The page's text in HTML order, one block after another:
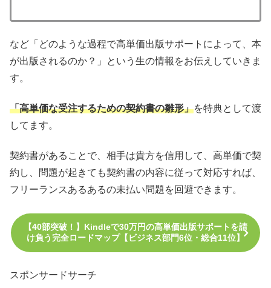
など「どのような過程で高単価出版サポートによって、本
が出版されるのか？」という生の情報をお伝えしていきま
す。
「高単価な受注するための契約書の雛形」を特典として渡
してます。
契約書があることで、相手は貴方を信用して、高単価で契
約し、問題が起きても契約書の内容に従って対応すれば、
フリーランスあるあるの未払い問題を回避できます。
【40部突破！】Kindleで30万円の高単価出版サポートを請
け負う完全ロードマップ【ビジネス部門6位・総合11位】
スポンサードサーチ